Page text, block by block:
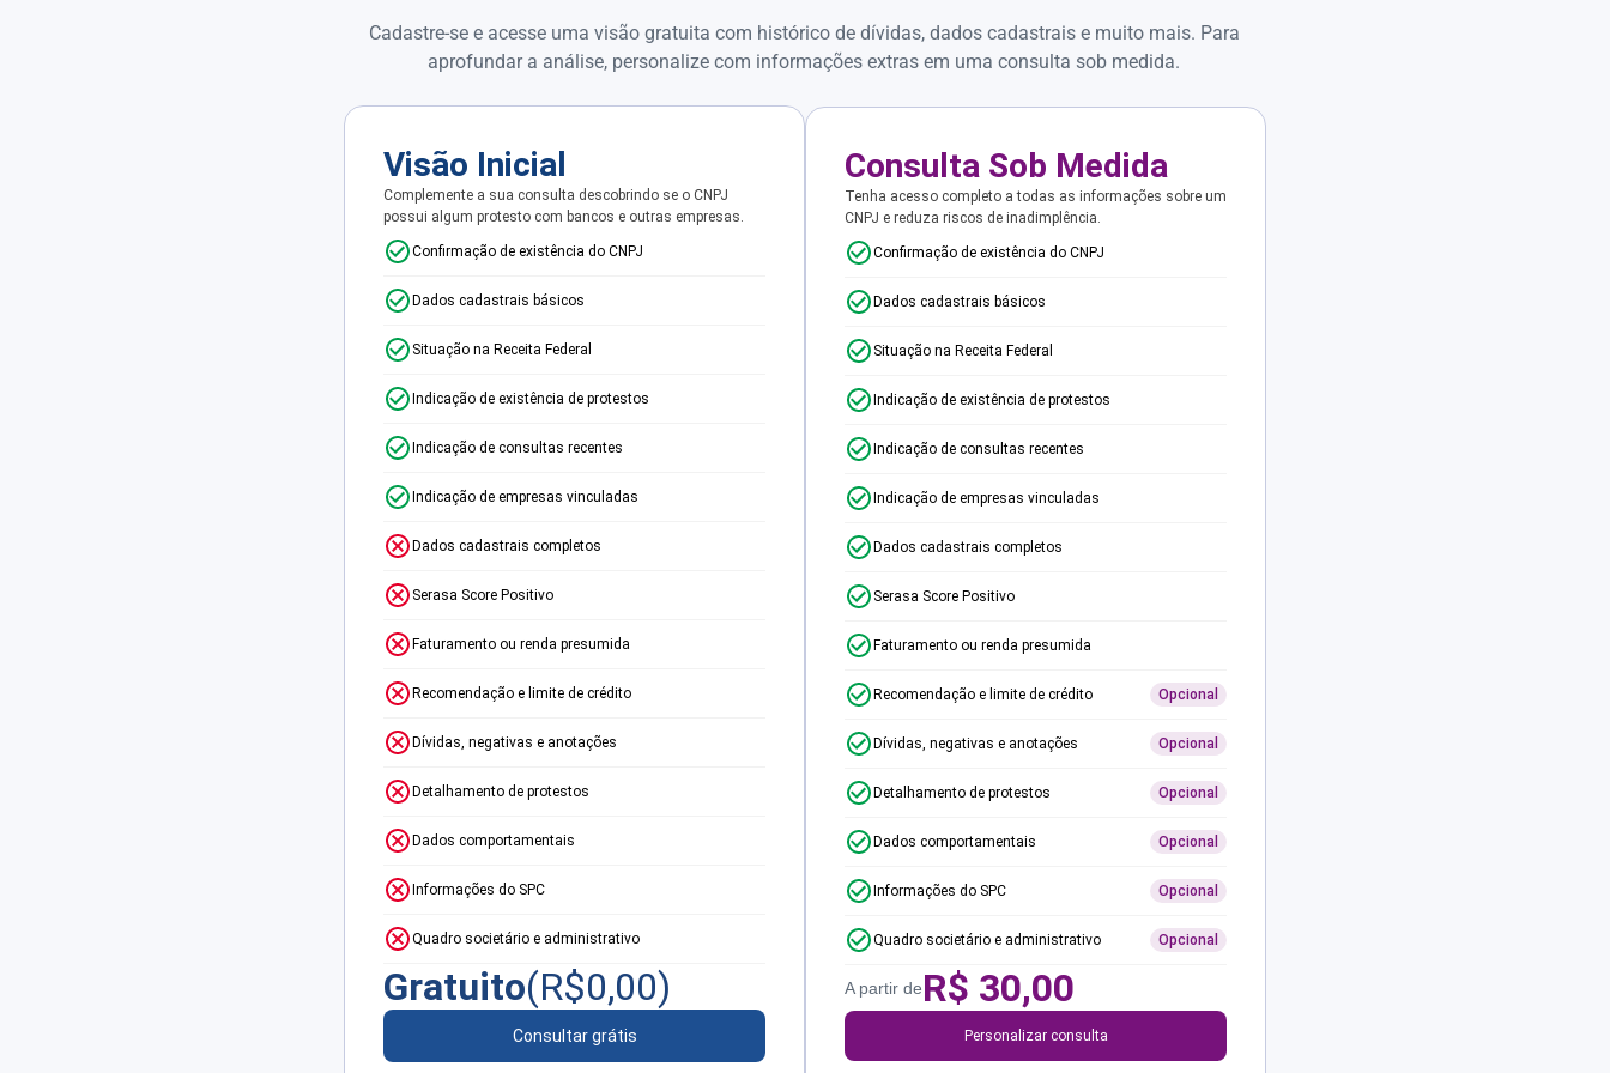
Cadastre-se e acesse uma visão gratuita com histórico de dívidas, dados cadastrais e muito mais. Para
aprofundar a análise, personalize com informações extras em uma consulta sob medida.
Visão Inicial
Complemente a sua consulta descobrindo se o CNPJ
possui algum protesto com bancos e outras empresas.
Confirmação de existência do CNPJ
Dados cadastrais básicos
Situação na Receita Federal
Indicação de existência de protestos
Indicação de consultas recentes
Indicação de empresas vinculadas
Dados cadastrais completos
Serasa Score Positivo
Faturamento ou renda presumida
Recomendação e limite de crédito
Dívidas, negativas e anotações
Detalhamento de protestos
Dados comportamentais
Informações do SPC
Quadro societário e administrativo
Gratuito(R$0,00)
Consultar grátis
Consulta Sob Medida
Tenha acesso completo a todas as informações sobre um
CNPJ e reduza riscos de inadimplência.
Confirmação de existência do CNPJ
Dados cadastrais básicos
Situação na Receita Federal
Indicação de existência de protestos
Indicação de consultas recentes
Indicação de empresas vinculadas
Dados cadastrais completos
Serasa Score Positivo
Faturamento ou renda presumida
Recomendação e limite de crédito Opcional
Dívidas, negativas e anotações Opcional
Detalhamento de protestos Opcional
Dados comportamentais Opcional
Informações do SPC Opcional
Quadro societário e administrativo Opcional
A partir deR$ 30,00
Personalizar consulta